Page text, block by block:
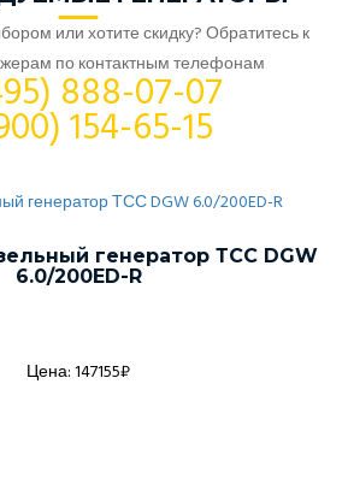
или хотите скидку? Обратитесь к
по контактным телефонам
888-07-07
154-65-15
генератор ТСС DGW
6.0/200ED-R
Цена: 147155₽